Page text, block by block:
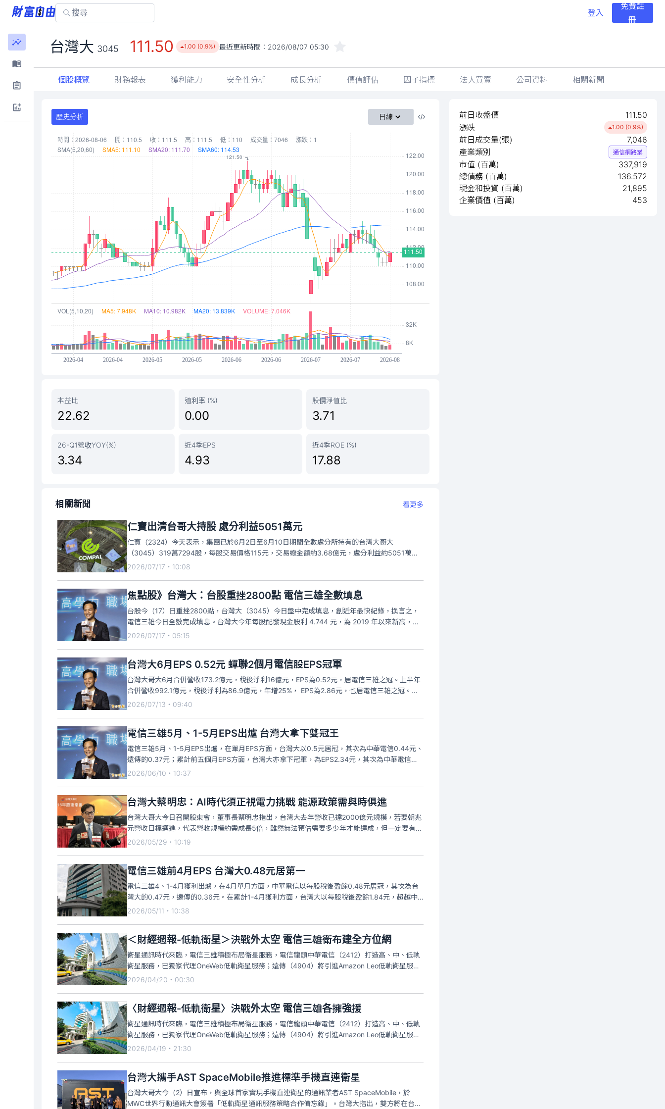
登入
免費註
冊
台灣大 3045 111.50 1.00 (0.9%) 最近更新時間： 2026/08/07 05:30
個股概覽 財務報表 獲利能力 安全性分析 成長分析 價值評估 因子指標 法人買賣 公司資料 相關新聞
歷史分析 日線
本益比
22.62
殖利率 (%)
0.00
股價淨值比
3.71
26-Q1營收YOY(%)
3.34
近4季EPS
4.93
近4季ROE (%)
17.88
相關新聞 看更多
仁寶出清台哥大持股 處分利益5051萬元
仁寶（2324）今天表示，集團已於6月2日至6月10日期間全數處分所持有的台灣大哥大
（3045）319萬7294股，每股交易價格115元，交易總金額約3.68億元，處分利益約5051萬
元，此次交易主要基於營運資金規劃，完成處分後已不再持有台灣大股票。
2026/07/17・10:08
焦點股》台灣大：台股重挫2800點 電信三雄全數填息
台股今（17）日重挫2800點，台灣大（3045）今日盤中完成填息，創近年最快紀錄，換言之，
電信三雄今日全數完成填息。台灣大今年每股配發現金股利 4.744 元，為 2019 年以來新高，股
利殖利率超過 4%，並於 7 月 9 日除息，除息參考價為108.5元，除息前一日收盤價為113元，而
2026/07/17・05:15
台灣大6月EPS 0.52元 蟬聯2個月電信股EPS冠軍
台灣大哥大6月合併營收173.2億元，稅後淨利16億元，EPS為0.52元，居電信三雄之冠。上半年
合併營收992.1億元，稅後淨利為86.9億元，年增25%， EPS為2.86元，也居電信三雄之冠。台
灣大指出，6月營運動能強勁，三大成長引擎持續發揮效益，Telco電信本業方面，智慧型手機月
2026/07/13・09:40
電信三雄5月、1-5月EPS出爐 台灣大拿下雙冠王
電信三雄5月、1-5月EPS出爐，在單月EPS方面，台灣大以0.5元居冠，其次為中華電信0.44元、
遠傳的0.37元；累計前五個月EPS方面，台灣大亦拿下冠軍，為EPS2.34元，其次為中華電信
2.22元、遠傳1.76元。台灣大5月自結合併營收164.4億元，稅後淨利15.2億元，EPS為0.5元。
2026/06/10・10:37
台灣大蔡明忠：AI時代須正視電力挑戰 能源政策需與時俱進
台灣大哥大今日召開股東會，董事長蔡明忠指出，台灣大去年營收已達2000億元規模，若要朝兆
元營收目標邁進，代表營收規模約需成長5倍，雖然無法預估需要多少年才能達成，但一定要有
「登高山」的勇氣與想像力，更是推動公司持續前進的動能。面對AI浪潮，台灣大目前已在桃園
2026/05/29・10:19
電信三雄前4月EPS 台灣大0.48元居第一
電信三雄4、1-4月獲利出爐，在4月單月方面，中華電信以每股稅後盈餘0.48元居冠，其次為台
灣大的0.47元，遠傳的0.36元。在累計1-4月獲利方面，台灣大以每股稅後盈餘1.84元，超越中
華電信的1.78元，以及遠傳的1.39元。台灣大哥大4月合併營收156.7億元，稅後淨利14.3億元，
2026/05/11・10:38
＜財經週報-低軌衛星＞決戰外太空 電信三雄衛布建全方位網
衛星通訊時代來臨，電信三雄積極布局衛星服務，電信龍頭中華電信（2412）打造高、中、低軌
衛星服務，已獨家代理OneWeb低軌衛星服務；遠傳（4904）將引進Amazon Leo低軌衛星服
務，最快2027年落地台灣提供服務；而台灣大（3045）則與手機直連衛星的通訊業者簽約，分
2026/04/20・00:30
〈財經週報-低軌衛星〉決戰外太空 電信三雄各擁強援
衛星通訊時代來臨，電信三雄積極布局衛星服務，電信龍頭中華電信（2412）打造高、中、低軌
衛星服務，已獨家代理OneWeb低軌衛星服務；遠傳（4904）將引進Amazon Leo低軌衛星服
務，最快2027年落地台灣提供服務；而台灣大（3045）則與手機直連衛星的通訊業者簽約，分
2026/04/19・21:30
台灣大攜手AST SpaceMobile推進標準手機直連衛星
台灣大哥大今（2）日宣布，與全球首家實現手機直連衛星的通訊業者AST SpaceMobile，於
MWC世界行動通訊大會簽署「低軌衛星通訊服務策略合作備忘錄」。台灣大指出，雙方將在台灣
前日收盤價
111.50
漲跌
1.00 (0.9%)
前日成交量(張)
7,046
產業類別
通信網路業
市值 (百萬)
337,919
總債務 (百萬)
136.572
現金和投資 (百萬)
21,895
企業價值 (百萬)
453